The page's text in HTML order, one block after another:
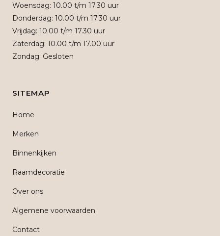
Woensdag: 10.00 t/m 17.30 uur
Donderdag: 10.00 t/m 17.30 uur
Vrijdag: 10.00 t/m 17.30 uur
Zaterdag: 10.00 t/m 17.00 uur
Zondag: Gesloten
SITEMAP
Home
Merken
Binnenkijken
Raamdecoratie
Over ons
Algemene voorwaarden
Contact